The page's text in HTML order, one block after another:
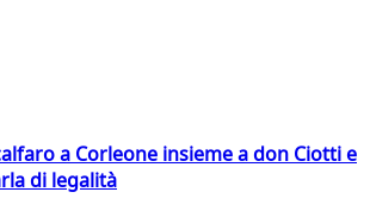
a Corleone insieme a don Ciotti e
di legalità